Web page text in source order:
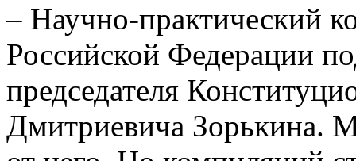
– Научно-практический
Российской Федерации
председателя
Дмитриевича Зорькина.